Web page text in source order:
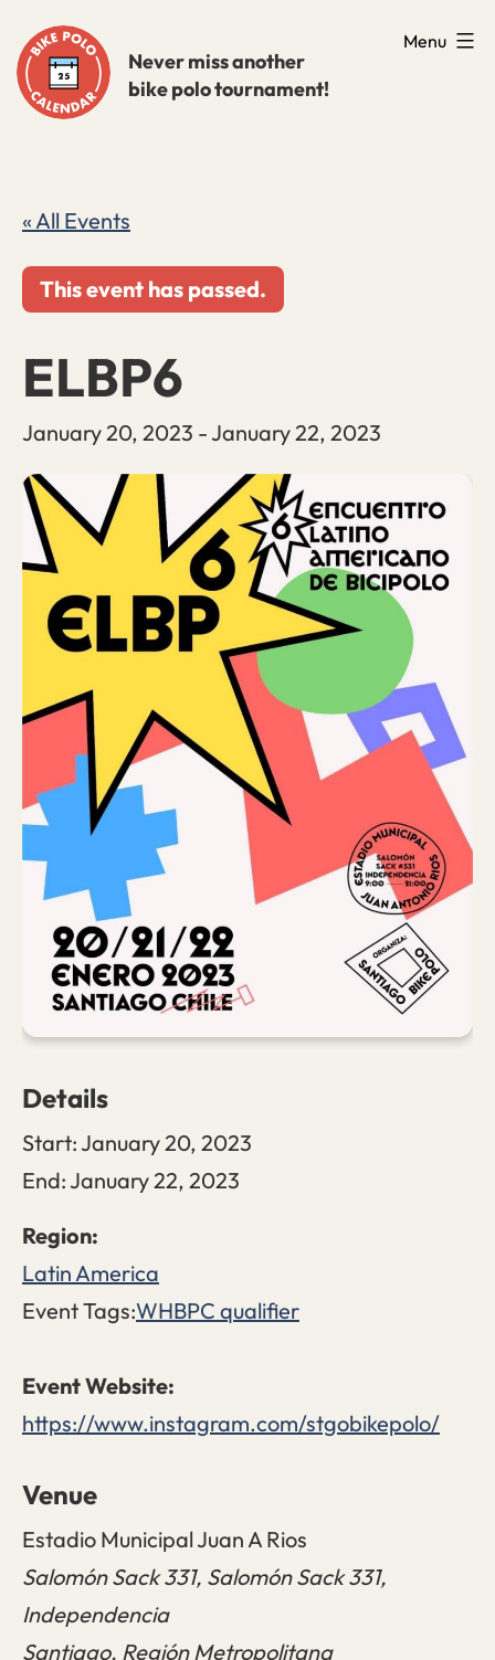
to
content
Never miss another
bike polo tournament!
Menu
« All Events
This event has passed.
ELBP6
January 20, 2023 -January 22, 2023
Details
Start:January 20, 2023
End:January 22, 2023
Latin America
Event Tags:WHBPC qualifier
https://www.instagram.com/stgobikepolo/
Venue
Estadio Municipal Juan A Rios
Salomón Sack 331, Salomón Sack 331,
Independencia
Santiago, Región Metropolitana